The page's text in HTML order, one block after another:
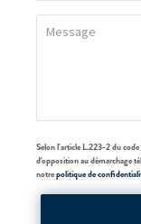
Selon l'article L.223-2 du
d'opposition au démarchage
notrepolitique de